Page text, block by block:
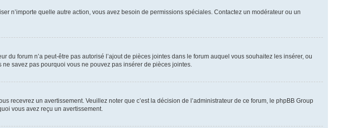
n’importe quelle autre action, vous avez besoin de permissions spéciales. Contactez un modérateur ou un
du forum n’a peut-être pas autorisé l’ajout de pièces jointes dans le forum auquel vous souhaitez les insérer, ou
savez pas pourquoi vous ne pouvez pas insérer de pièces jointes.
un avertissement. Veuillez noter que c’est la décision de l’administrateur de ce forum, le phpBB Group
vous avez reçu un avertissement.